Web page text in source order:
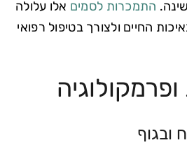
התמכרות לסמים אלו עלולה
החיים ולצורך בטיפול רפואי
ובגוף